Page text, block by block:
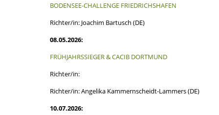
BODENSEE-CHALLENGE FRIEDRICHSHAFEN
Richter/in: Joachim Bartusch (DE)
08.05.2026:
FRÜHJAHRSSIEGER & CACIB DORTMUND
Richter/in:
Richter/in: Angelika Kammernscheidt-Lammers (DE)
10.07.2026: